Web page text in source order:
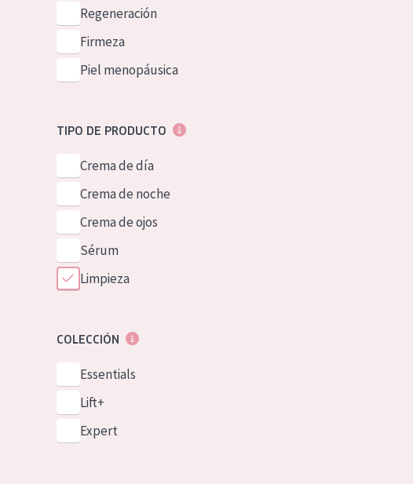
German
Spanish
Greek
Regeneración
Firmeza
Piel menopáusica
TIPO DE PRODUCTO
Crema de día
Crema de noche
Crema de ojos
Sérum
Limpieza
COLECCIÓN
Essentials
Lift+
Expert